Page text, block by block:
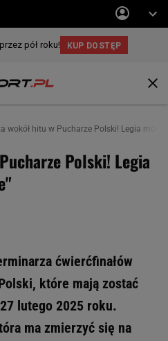
wokół hitu w Pucharze Polski! Legia mówi
Polski! Legia
ćwierćfinałów
które mają zostać
lutego 2025 roku.
ma zmierzyć się na